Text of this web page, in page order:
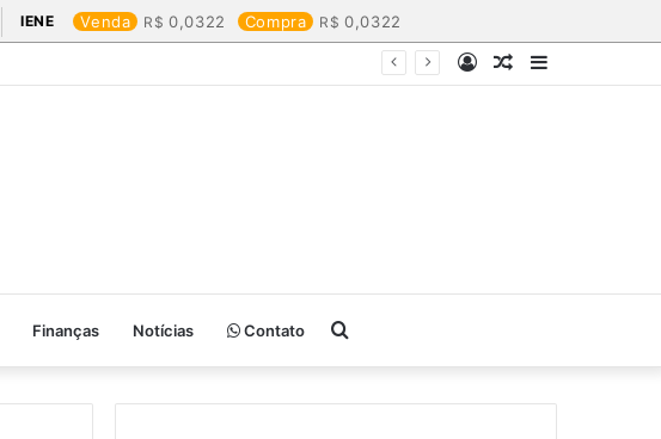
IENE Venda 0,0322 Compra 0,0322
Barra
Artigo
Entrar
Finanças Notícias Contato Procurar
por